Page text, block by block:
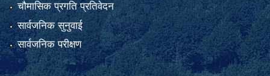
चौमासिक प्रगति प्रतिवेदन
सार्वजनिक सुनुवाई
सार्वजनिक परीक्षण